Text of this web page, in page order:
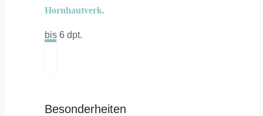
Hornhautverk.
bis 6 dpt.
Besonderheiten